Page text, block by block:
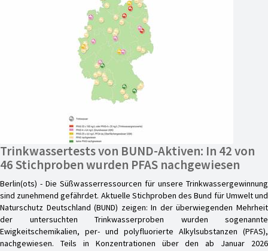
Trinkwassertests von BUND-Aktiven: In 42 von
46 Stichproben wurden PFAS nachgewiesen
Berlin(ots) - Die Süßwasserressourcen für unsere Trinkwassergewinnung
sind zunehmend gefährdet. Aktuelle Stichproben des Bund für Umwelt und
Naturschutz Deutschland (BUND) zeigen: In der überwiegenden Mehrheit
der untersuchten Trinkwasserproben wurden sogenannte
Ewigkeitschemikalien, per- und polyfluorierte Alkylsubstanzen (PFAS),
nachgewiesen. Teils in Konzentrationen über den ab Januar 2026